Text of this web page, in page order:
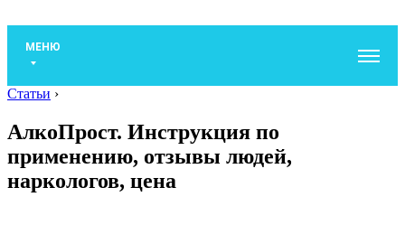
МЕНЮ
Статьи ›
АлкоПрост. Инструкция по
применению, отзывы людей,
наркологов, цена